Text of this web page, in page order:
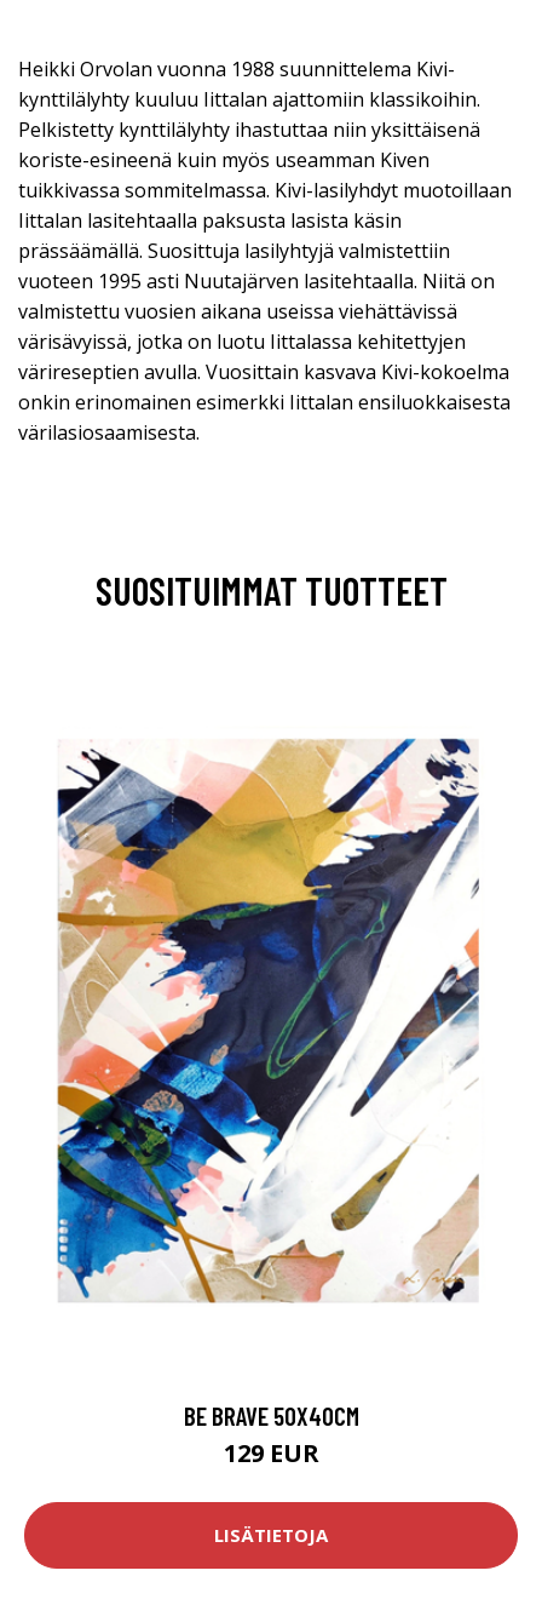
Heikki Orvolan vuonna 1988 suunnittelema Kivi-
kynttilälyhty kuuluu Iittalan ajattomiin klassikoihin.
Pelkistetty kynttilälyhty ihastuttaa niin yksittäisenä
koriste-esineenä kuin myös useamman Kiven
tuikkivassa sommitelmassa. Kivi-lasilyhdyt muotoillaan
Iittalan lasitehtaalla paksusta lasista käsin
prässäämällä. Suosittuja lasilyhtyjä valmistettiin
vuoteen 1995 asti Nuutajärven lasitehtaalla. Niitä on
valmistettu vuosien aikana useissa viehättävissä
värisävyissä, jotka on luotu Iittalassa kehitettyjen
värireseptien avulla. Vuosittain kasvava Kivi-kokoelma
onkin erinomainen esimerkki Iittalan ensiluokkaisesta
värilasiosaamisesta.
SUOSITUIMMAT TUOTTEET
BE BRAVE 50X40CM
129 EUR
LISÄTIETOJA